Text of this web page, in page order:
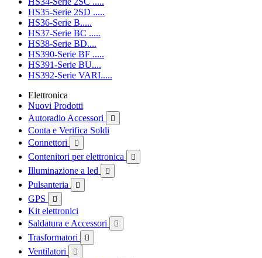
HS35-Serie 2SD .....
HS36-Serie B.....
HS37-Serie BC .....
HS38-Serie BD....
HS390-Serie BF .....
HS391-Serie BU....
HS392-Serie VARI.....
Elettronica
Nuovi Prodotti
Autoradio Accessori

Conta e Verifica Soldi
Connettori

Contenitori per elettronica 
Illuminazione a led 
Pulsanteria 
GPS 
Kit elettronici
Saldatura e Accessori

Trasformatori 
Ventilatori 